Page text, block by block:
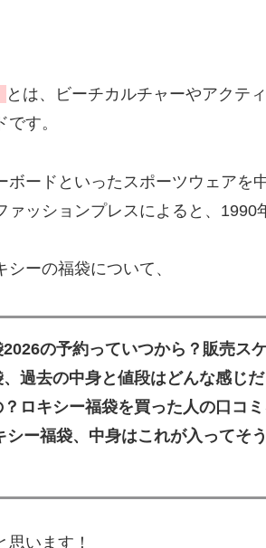
とは、ビーチカルチャーやアクテ
す。
ボードといったスポーツウェアを
ァッションプレスによると、1990
ーの福袋について、
の予約っていつから？販売ス
、過去の中身と値段はどんな感じ
ロキシー福袋を買った人の口コミ
シー福袋、中身はこれが入ってそ
思います！